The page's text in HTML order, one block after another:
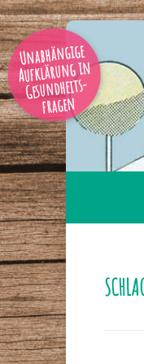
Unabhängige
Aufklärung in
Gesundheits-
fragen